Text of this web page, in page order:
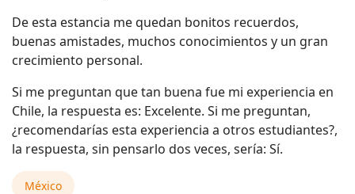
De esta estancia me quedan bonitos recuerdos,
buenas amistades, muchos conocimientos y un gran
crecimiento personal.
Si me preguntan que tan buena fue mi experiencia en
Chile, la respuesta es: Excelente. Si me preguntan,
¿recomendarías esta experiencia a otros estudiantes?,
la respuesta, sin pensarlo dos veces, sería: Sí.
México